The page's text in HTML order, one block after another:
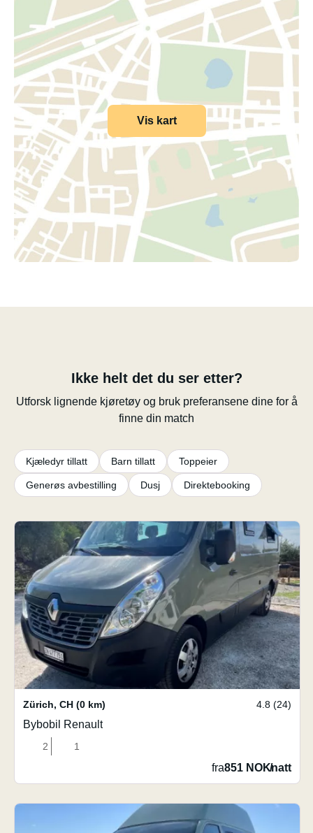
Vis kart
Ikke helt det du ser etter?
Utforsk lignende kjøretøy og bruk preferansene dine for å
finne din match
Kjæledyr tillatt Barn tillatt Toppeier
Generøs avbestilling Dusj Direktebooking
Zürich, CH (0 km) 4.8 (24)
Bybobil Renault
2 1
fra851 NOK/natt